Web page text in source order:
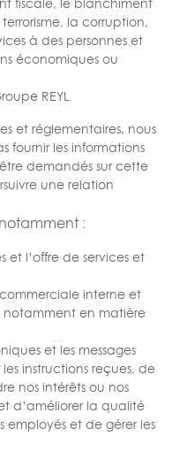
fiscale, le blanchiment
la corruption,
à des personnes et
économiques ou
REYL.
et réglementaires, nous
fournir les informations
demandés sur cette
une relation
:
et l’offre de services et
interne et
notamment en matière
et les messages
instructions reçues, de
nos intérêts ou nos
d’améliorer la qualité
employés et de gérer les